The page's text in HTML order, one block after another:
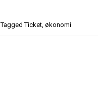
TaggedTicket økonomi